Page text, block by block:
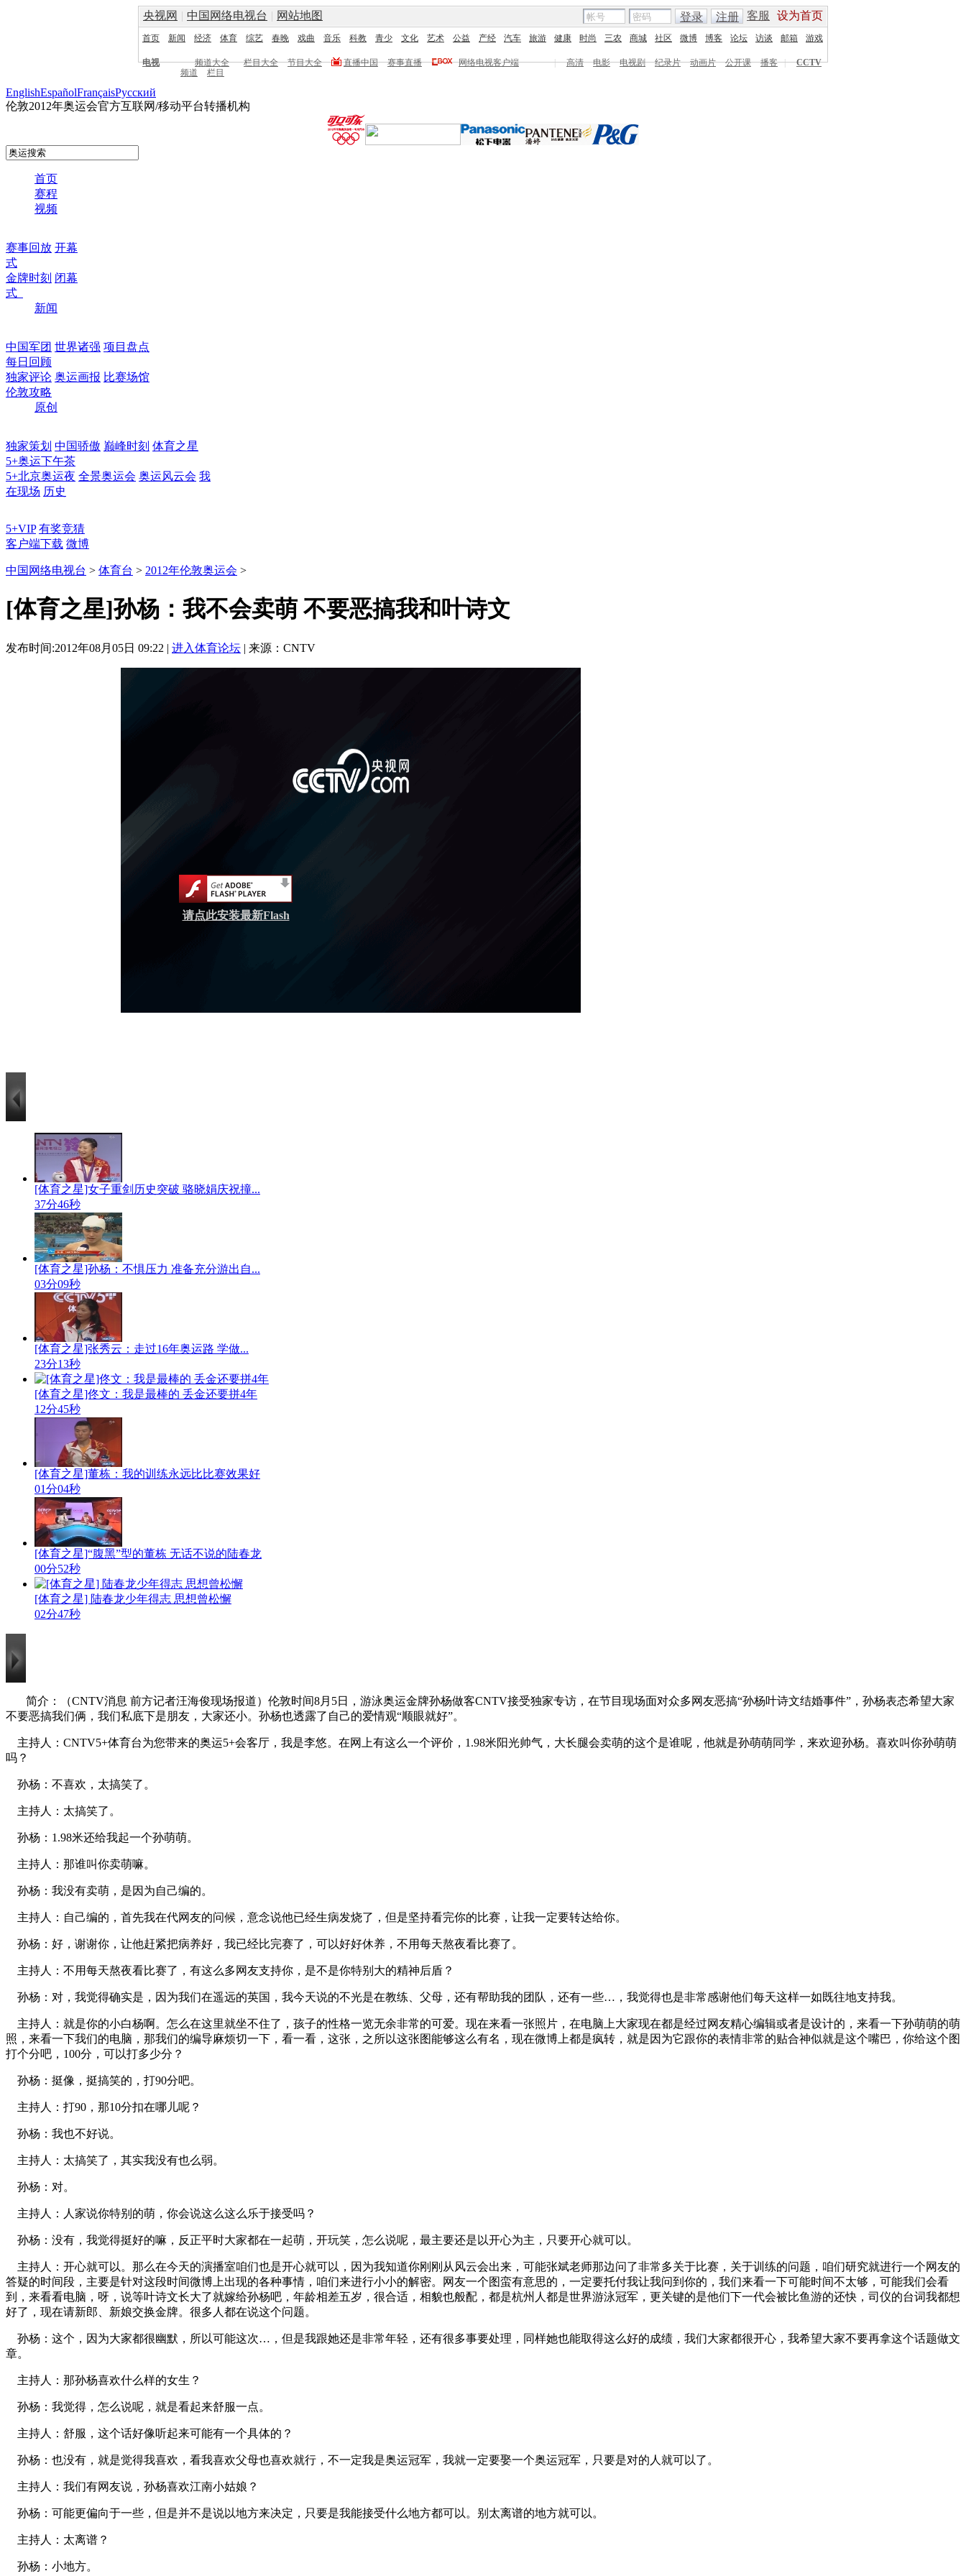
央视网 | 中国网络电视台 | 网站地图 客服 设为首页
登录 注册
首页 新闻 经济 体育 综艺 春晚 戏曲 音乐 科教 青少 文化 艺术 公益 产经 汽车 旅游 健康 时尚 三农 商城 社区 微博 博客 论坛 访谈 邮箱 游戏
电视 频道大全 栏目大全 节目大全 直播中国 赛事直播 网络电视客户端 | 高清 电影 电视剧 纪录片 动画片 公开课 播客 |
CCTV
频道
栏目
EnglishEspañolFrançaisPусский
伦敦2012年奥运会官方互联网/移动平台转播机构
首页
赛程
视频
赛事回放 开幕
式
金牌时刻 闭幕
式
新闻
中国军团 世界诸强 项目盘点
每日回顾
独家评论 奥运画报 比赛场馆
伦敦攻略
原创
独家策划 中国骄傲 巅峰时刻 体育之星
5+奥运下午茶
5+北京奥运夜 全景奥运会 奥运风云会 我
在现场 历史
5+VIP 有奖竞猜
客户端下载 微博
中国网络电视台 > 体育台 > 2012年伦敦奥运会 >
[体育之星]孙杨：我不会卖萌 不要恶搞我和叶诗文
发布时间:2012年08月05日 09:22 | 进入体育论坛 | 来源：CNTV
请点此安装最新Flash
[体育之星]女子重剑历史突破 骆晓娟庆祝撞...
37分46秒
[体育之星]孙杨：不惧压力 准备充分游出自...
03分09秒
[体育之星]张秀云：走过16年奥运路 学做...
23分13秒
[体育之星]佟文：我是最棒的 丢金还要拼4年
12分45秒
[体育之星]董栋：我的训练永远比比赛效果好
01分04秒
[体育之星]“腹黑”型的董栋 无话不说的陆春龙
00分52秒
[体育之星] 陆春龙少年得志 思想曾松懈
02分47秒
简介：（CNTV消息 前方记者汪海俊现场报道）伦敦时间8月5日，游泳奥运金牌孙杨做客CNTV接受独家专访，在节目现场面对众多网友恶搞“孙杨叶诗文结婚事件”，孙杨表态希望大家
不要恶搞我们俩，我们私底下是朋友，大家还小。孙杨也透露了自己的爱情观“顺眼就好”。
主持人：CNTV5+体育台为您带来的奥运5+会客厅，我是李悠。在网上有这么一个评价，1.98米阳光帅气，大长腿会卖萌的这个是谁呢，他就是孙萌萌同学，来欢迎孙杨。喜欢叫你孙萌萌
吗？
孙杨：不喜欢，太搞笑了。
主持人：太搞笑了。
孙杨：1.98米还给我起一个孙萌萌。
主持人：那谁叫你卖萌嘛。
孙杨：我没有卖萌，是因为自己编的。
主持人：自己编的，首先我在代网友的问候，意念说他已经生病发烧了，但是坚持看完你的比赛，让我一定要转达给你。
孙杨：好，谢谢你，让他赶紧把病养好，我已经比完赛了，可以好好休养，不用每天熬夜看比赛了。
主持人：不用每天熬夜看比赛了，有这么多网友支持你，是不是你特别大的精神后盾？
孙杨：对，我觉得确实是，因为我们在遥远的英国，我今天说的不光是在教练、父母，还有帮助我的团队，还有一些…，我觉得也是非常感谢他们每天这样一如既往地支持我。
主持人：就是你的小白杨啊。怎么在这里就坐不住了，孩子的性格一览无余非常的可爱。现在来看一张照片，在电脑上大家现在都是经过网友精心编辑或者是设计的，来看一下孙萌萌的萌
照，来看一下我们的电脑，那我们的编导麻烦切一下，看一看，这张，之所以这张图能够这么有名，现在微博上都是疯转，就是因为它跟你的表情非常的贴合神似就是这个嘴巴，你给这个图
打个分吧，100分，可以打多少分？
孙杨：挺像，挺搞笑的，打90分吧。
主持人：打90，那10分扣在哪儿呢？
孙杨：我也不好说。
主持人：太搞笑了，其实我没有也么弱。
孙杨：对。
主持人：人家说你特别的萌，你会说这么这么乐于接受吗？
孙杨：没有，我觉得挺好的嘛，反正平时大家都在一起萌，开玩笑，怎么说呢，最主要还是以开心为主，只要开心就可以。
主持人：开心就可以。那么在今天的演播室咱们也是开心就可以，因为我知道你刚刚从风云会出来，可能张斌老师那边问了非常多关于比赛，关于训练的问题，咱们研究就进行一个网友的
答疑的时间段，主要是针对这段时间微博上出现的各种事情，咱们来进行小小的解密。网友一个图蛮有意思的，一定要托付我让我问到你的，我们来看一下可能时间不太够，可能我们会看
到，来看看电脑，呀，说等叶诗文长大了就嫁给孙杨吧，年龄相差五岁，很合适，相貌也般配，都是杭州人都是世界游泳冠军，更关键的是他们下一代会被比鱼游的还快，司仪的台词我都想
好了，现在请新郎、新娘交换金牌。很多人都在说这个问题。
孙杨：这个，因为大家都很幽默，所以可能这次…，但是我跟她还是非常年轻，还有很多事要处理，同样她也能取得这么好的成绩，我们大家都很开心，我希望大家不要再拿这个话题做文
章。
主持人：那孙杨喜欢什么样的女生？
孙杨：我觉得，怎么说呢，就是看起来舒服一点。
主持人：舒服，这个话好像听起来可能有一个具体的？
孙杨：也没有，就是觉得我喜欢，看我喜欢父母也喜欢就行，不一定我是奥运冠军，我就一定要娶一个奥运冠军，只要是对的人就可以了。
主持人：我们有网友说，孙杨喜欢江南小姑娘？
孙杨：可能更偏向于一些，但是并不是说以地方来决定，只要是我能接受什么地方都可以。别太离谱的地方就可以。
主持人：太离谱？
孙杨：小地方。